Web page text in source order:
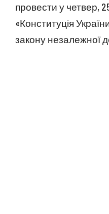
провести у четвер,
«Конституція
закону незалежної